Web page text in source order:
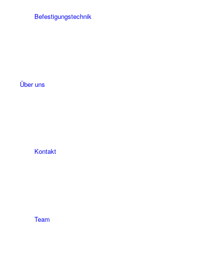
Befesti­gungs­technik
Über uns
Kontakt
Team